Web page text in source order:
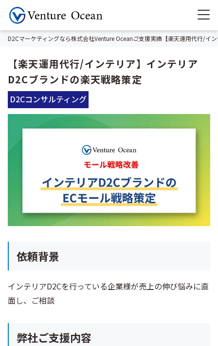
D2Cマーケティングなら株式会社Venture Oceanご支援実績 【楽天運用代行/イ
【楽天運用代行/インテリア】インテリア
D2Cブランドの楽天戦略策定
D2Cコンサルティング
依頼背景
インテリアD2Cを行っている企業様が売上の伸び悩みに直
面し、ご相談
弊社ご支援内容